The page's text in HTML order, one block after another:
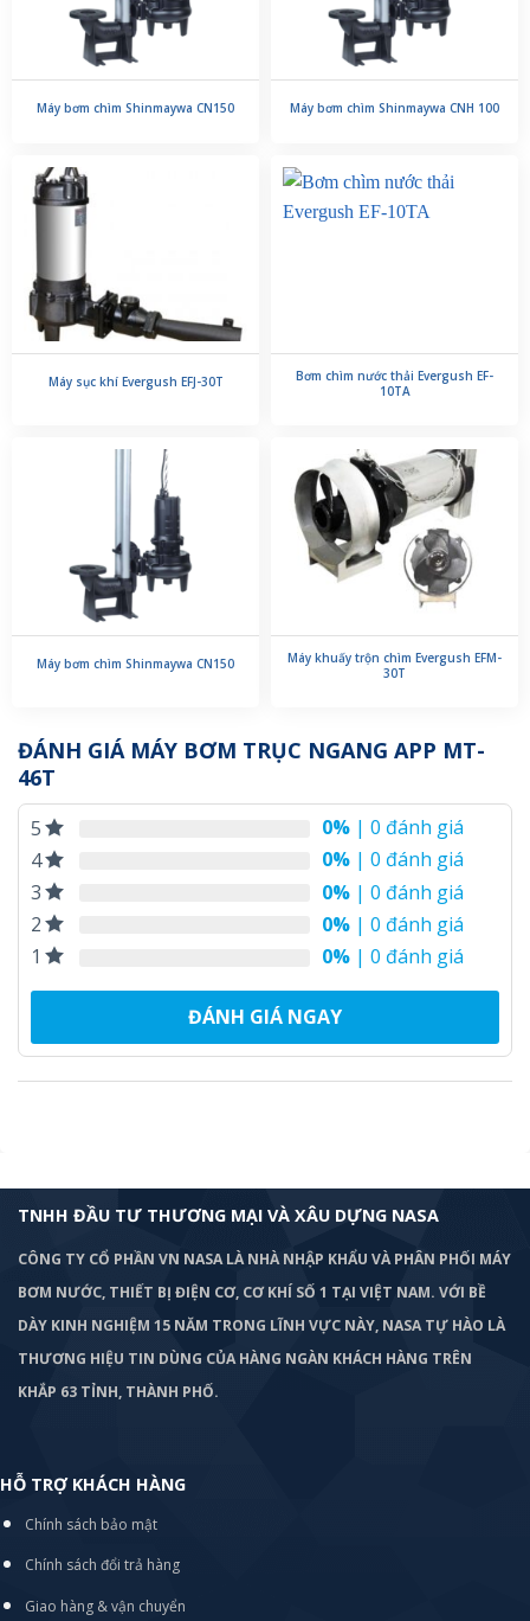
Máy bơm chìm Shinmaywa CN150 Máy bơm chìm Shinmaywa CNH 100
Máy sục khí Evergush EFJ-30T
Bơm chìm nước thải Evergush EF-
10TA
Máy bơm chìm Shinmaywa CN150
Máy khuấy trộn chìm Evergush EFM-
30T
ĐÁNH GIÁ MÁY BƠM TRỤC NGANG APP MT-
46T
5 0% | 0 đánh giá
4
0% | 0 đánh giá
3
0% | 0 đánh giá
2
0% | 0 đánh giá
1
0% | 0 đánh giá
ĐÁNH GIÁ NGAY
TNHH ĐẦU TƯ THƯƠNG MẠI VÀ XÂU DỰNG NASA
CÔNG TY CỔ PHẦN VN NASA LÀ NHÀ NHẬP KHẨU VÀ PHÂN PHỐI MÁY
BƠM NƯỚC, THIẾT BỊ ĐIỆN CƠ, CƠ KHÍ SỐ 1 TẠI VIỆT NAM. VỚI BỀ
DÀY KINH NGHIỆM 15 NĂM TRONG LĨNH VỰC NÀY, NASA TỰ HÀO LÀ
THƯƠNG HIỆU TIN DÙNG CỦA HÀNG NGÀN KHÁCH HÀNG TRÊN
KHẮP 63 TỈNH, THÀNH PHỐ.
HỖ TRỢ KHÁCH HÀNG
Chính sách bảo mật
Chính sách đổi trả hàng
Giao hàng & vận chuyển